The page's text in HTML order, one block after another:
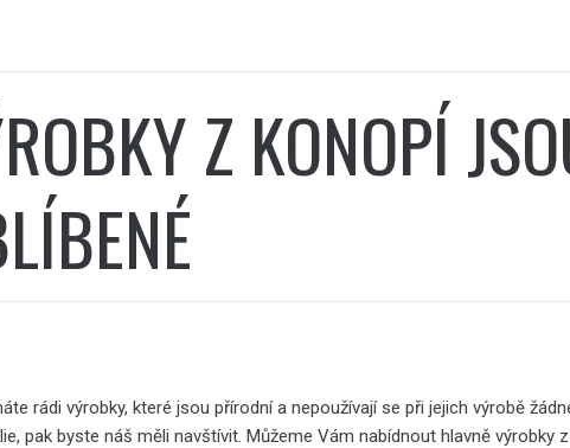
Z KONOPÍ
rádi výrobky, které jsou přírodní a nepoužívají se při jejich výrobě
pak byste náš měli navštívit. Můžeme Vám nabídnout hlavně výrobky z